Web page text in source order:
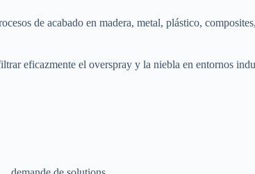
de acabado en madera, metal, plástico,
eficazmente el overspray y la niebla en entornos